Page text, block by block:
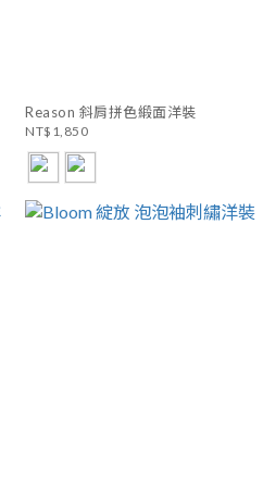
Reason 斜肩拼色緞面洋裝
NT$1,850